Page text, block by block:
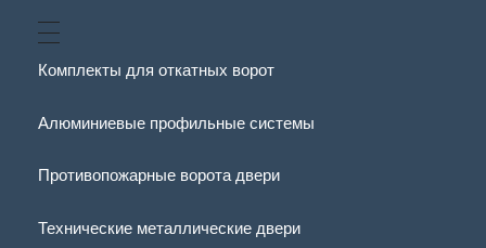
Комплекты для откатных ворот
Алюминиевые профильные системы
Противопожарные ворота двери
Технические металлические двери